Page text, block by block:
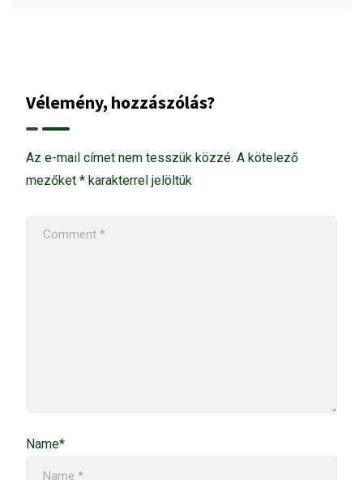
Vélemény, hozzászólás?
Az e-mail címet nem tesszük közzé. A kötelező
mezőket * karakterrel jelöltük
Name*